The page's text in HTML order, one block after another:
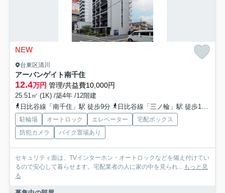
NEW
台東区清川
アーバンゲイト南千住
12.4万円 管理/共益費10,000円
25.51㎡ (1K) /築4年 /12階建
日比谷線「南千住」駅 徒歩9分
日比谷線「三ノ輪」駅 徒歩13分
駐輪場 オートロック エレベーター
宅配ボックス
防犯カメラ
バイク置場あり
セキュリティ面は、TVインターホン・オートロックなどを備え付けてい
るので安心して暮らせます。宅配業者の人に家の中を見られ... もっと見
る